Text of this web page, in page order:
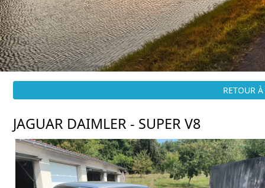
RETOUR
JAGUAR DAIMLER - SUPER V8